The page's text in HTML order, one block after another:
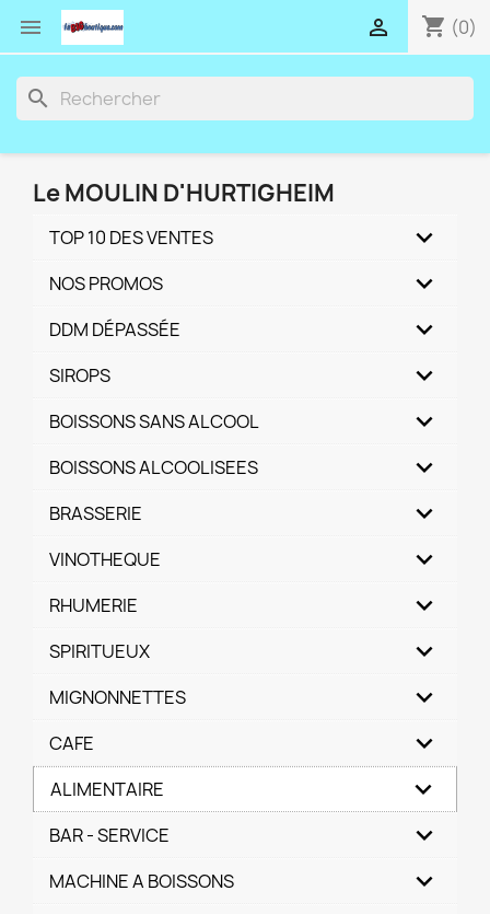
 shopping_cart (0)

search
Le MOULIN D'HURTIGHEIM
TOP 10 DES VENTES
NOS PROMOS
DDM DÉPASSÉE
SIROPS
BOISSONS SANS ALCOOL
BOISSONS ALCOOLISEES
BRASSERIE
VINOTHEQUE
RHUMERIE
SPIRITUEUX
MIGNONNETTES
CAFE
ALIMENTAIRE
BAR - SERVICE
MACHINE A BOISSONS